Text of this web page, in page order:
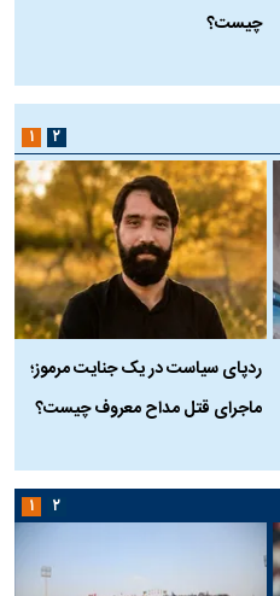
چیست؟
ردپای سیاست در یک جنایت مرموز؛
ماجرای قتل مداح معروف چیست؟
۱ ۲
۱ ۲